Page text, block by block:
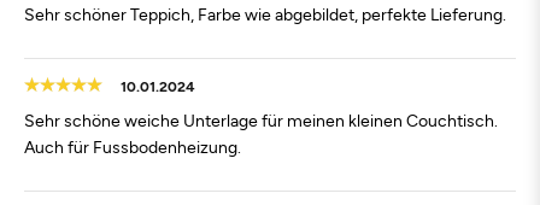
Sehr schöner Teppich, Farbe wie abgebildet, perfekte Lieferung.
10.01.2024
Sehr schöne weiche Unterlage für meinen kleinen Couchtisch.
Auch für Fussbodenheizung.